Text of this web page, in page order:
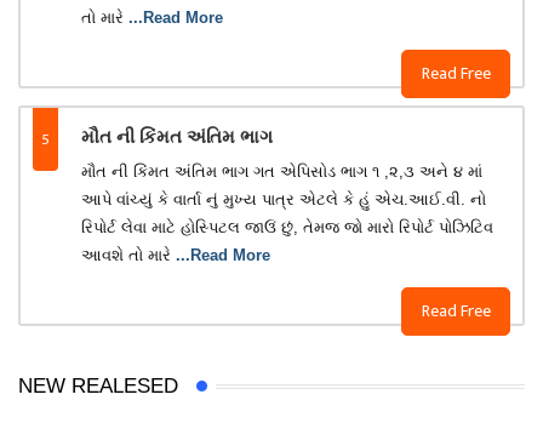
Read Free
તો મારે ...Read More
5 મૌત ની કિંમત અંતિમ ભાગ
Read Free
મૌત ની કિંમત અંતિમ ભાગ ગત એપિસોડ ભાગ ૧ ,૨,૩ અને ૪ માં
આપે વાંચ્યું કે વાર્તા નું મુખ્ય પાત્ર એટલે કે હું એચ.આઈ.વી. નો
રિપોર્ટ લેવા માટે હોસ્પિટલ જાઉં છું, તેમજ જો મારો રિપોર્ટ પોઝિટિવ
આવશે તો મારે ...Read More
NEW REALESED